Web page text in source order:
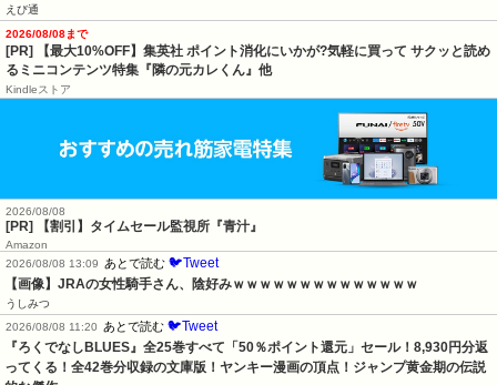
えび通
2026/08/08まで
[PR] 【最大10%OFF】集英社 ポイント消化にいかが?気軽に買って サクッと読め
るミニコンテンツ特集『隣の元カレくん』他
Kindleストア
2026/08/08
[PR] 【割引】タイムセール監視所『青汁』
Amazon
2026/08/08 13:09
あとで読む 🐦Tweet
【画像】JRAの女性騎手さん、陰好みｗｗｗｗｗｗｗｗｗｗｗｗｗｗ
うしみつ
2026/08/08 11:20
あとで読む 🐦Tweet
『ろくでなしBLUES』全25巻すべて「50％ポイント還元」セール！8,930円分返
ってくる！全42巻分収録の文庫版！ヤンキー漫画の頂点！ジャンプ黄金期の伝説